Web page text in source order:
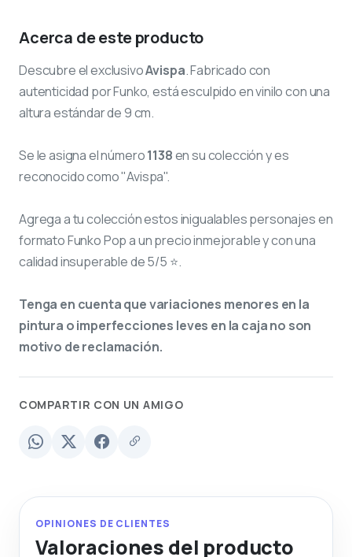
Acerca de este producto
Descubre el exclusivoAvispa. Fabricado con
autenticidad por Funko, está esculpido en vinilo con una
altura estándar de 9 cm.
Se le asigna el número1138en su colección y es
reconocido como "Avispa".
Agrega a tu colección estos inigualables personajes en
formato Funko Pop a un precio inmejorable y con una
calidad insuperable de 5/5 ⭐.
Tenga en cuenta que variaciones menores en la
pintura o imperfecciones leves en la caja no son
motivo de reclamación.
COMPARTIR CON UN AMIGO
OPINIONES DE CLIENTES
Valoraciones del producto